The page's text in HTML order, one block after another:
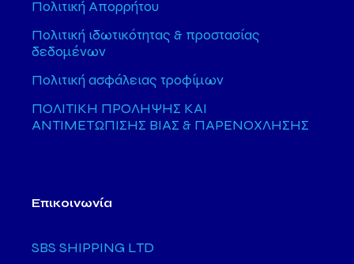
Πολιτική Απορρήτου
Πολιτική ιδωτικότητας & προστασίας
δεδομένων
Πολιτική ασφάλειας τροφίμων
ΠΟΛΙΤΙΚΗ ΠΡΟΛΗΨΗΣ ΚΑΙ
ΑΝΤΙΜΕΤΩΠΙΣΗΣ ΒΙΑΣ & ΠΑΡΕΝΟΧΛΗΣΗΣ
Επικοινωνία
SBS SHIPPING LTD